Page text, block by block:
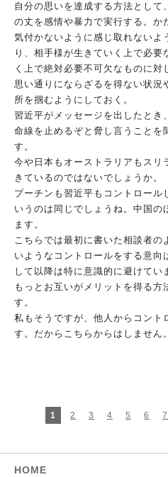
自分の思いを達成する方法として
の丈を感情や暴力で実行する。か
気付かないように感じ取れないよ
り、 相手様が生きていく上で必要
く上で絶対必要不可欠なものに対
思い通り にならざるを得ない状況
所を掴むようにしておく。
習近平がメッセージを出したとき
命線を止めるぞと脅し言うことを
す。
今や日本もオーストラリアもスリ
き ているのではないでしょうか。
プーチンも習近平もコントロール
い うのは同じでしょうね。中国の
ます 。
こちらでは最初に書いた相談者の
いようなコントロールをする意向
して 以降は特に意識的に避けてい
もっとお互いがメリットを得る方
す。
私もそうですが、他人からコント
す。 だからこちらからはしません。
1 2 3 4 5 6 7
HOME